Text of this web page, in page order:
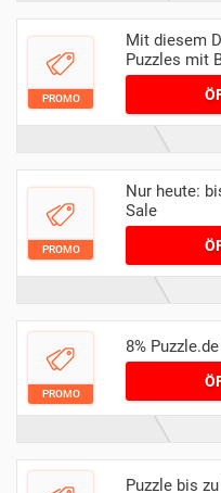
PROMO
Mit diesem
Puzzles mit
Puzzle.de
PROMO
Nur heute:
Sale
PROMO
8%
Puzzle bis